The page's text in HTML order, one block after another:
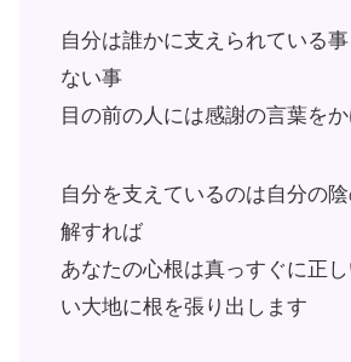
自分は誰かに支えられている
ない事
目の前の人には感謝の言葉を
自分を支えているのは自分の
解すれば
あなたの心根は真っすぐに正
い大地に根を張り出します